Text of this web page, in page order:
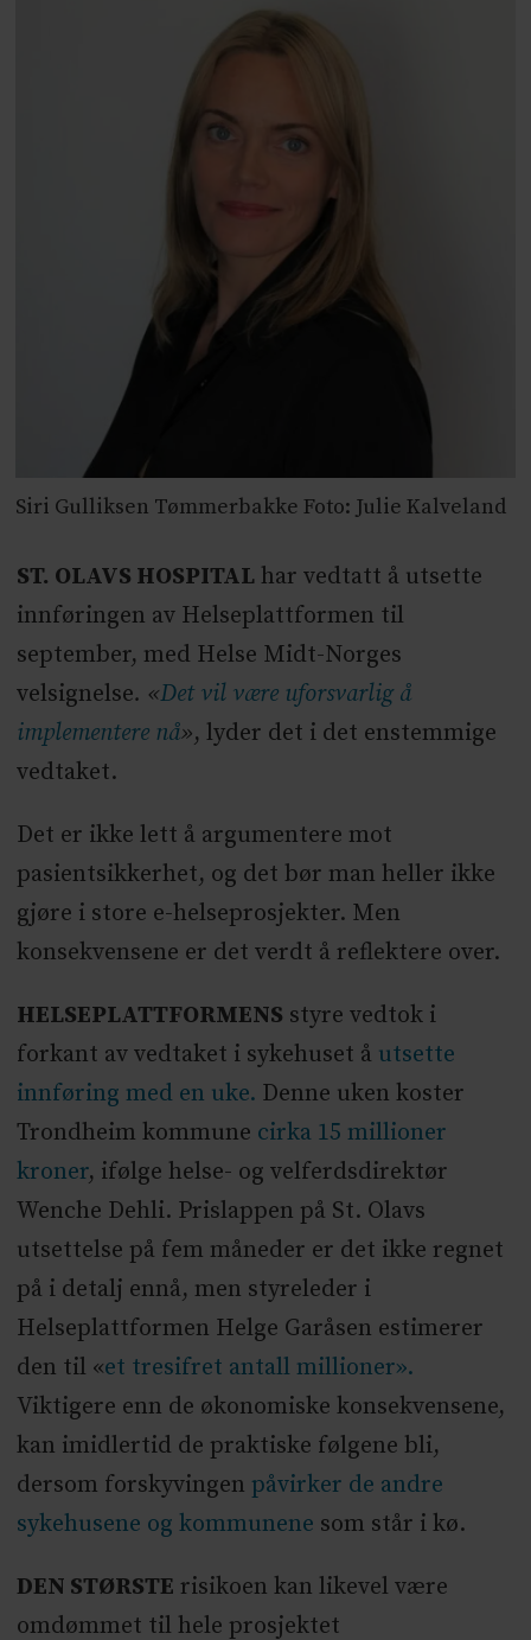
Siri Gulliksen Tømmerbakke Foto: Julie Kalveland
ST. OLAVS HOSPITALhar vedtatt å utsette
innføringen av Helseplattformen til
september, med Helse Midt-Norges
velsignelse. «Det vil være uforsvarlig å
implementere nå», lyder det i det enstemmige
vedtaket.
Det er ikke lett å argumentere mot
pasientsikkerhet, og det bør man heller ikke
gjøre i store e-helseprosjekter. Men
konsekvensene er det verdt å reflektere over.
HELSEPLATTFORMENS styre vedtok i
forkant av vedtaket i sykehuset å utsette
innføring med en uke. Denne uken koster
Trondheim kommune cirka 15 millioner
kroner, ifølge helse- og velferdsdirektør
Wenche Dehli. Prislappen på St. Olavs
utsettelse på fem måneder er det ikke regnet
på i detalj ennå, men styreleder i
Helseplattformen Helge Garåsen estimerer
den til «et tresifret antall millioner».
Viktigere enn de økonomiske konsekvensene,
kan imidlertid de praktiske følgene bli,
dersom forskyvingen påvirker de andre
sykehusene og kommunene som står i kø.
DEN STØRSTE risikoen kan likevel være
omdømmet til hele prosjektet